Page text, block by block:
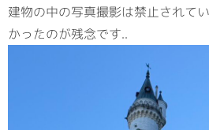
建物の中の写真撮影は禁止されて
かったのが残念です..